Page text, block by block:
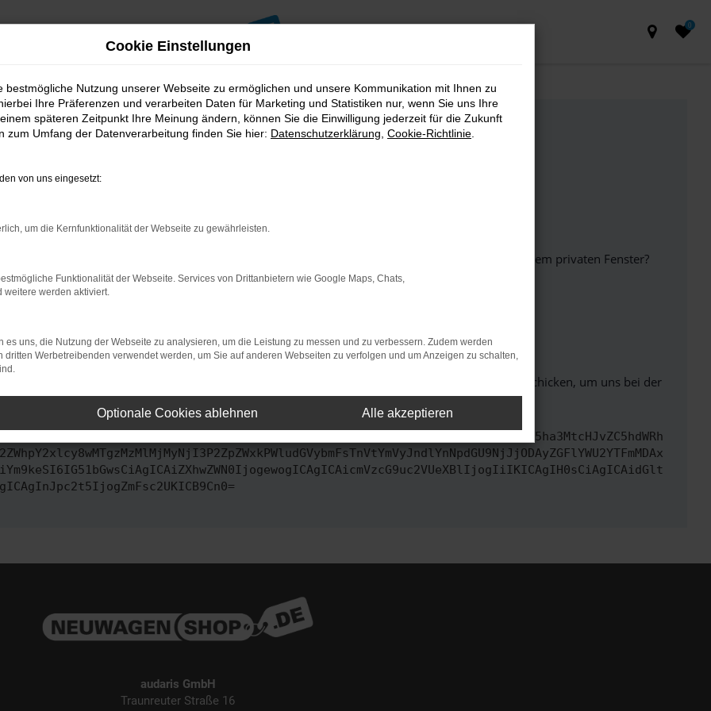
0
bestimmter Seiten verhindern. Funktioniert die Seite in einem anderen Browser oder in einem privaten Fenster?
beheben.
auf dem neuesten Stand sind.
kann auch dazu führen, dass bestimmte Funktionen nicht mehr unterstützt werden.
uns bitte. Wir werden versuchen, das Problem zu beheben. Du kannst uns diesen Text schicken, um uns bei der
audaris GmbH
Traunreuter Straße 16
Cookie Einstellungen
bestmögliche Nutzung unserer Webseite zu ermöglichen und unsere Kommunikation mit Ihnen zu
Ihre Präferenzen und verarbeiten Daten für Marketing und Statistiken nur, wenn Sie uns Ihre
späteren Zeitpunkt Ihre Meinung ändern, können Sie die Einwilligung jederzeit für die Zukunft
zum Umfang der Datenverarbeitung finden Sie hier: Datenschutzerklärung Cookie-Richtlinie
von uns eingesetzt:
um die Kernfunktionalität der Webseite zu gewährleisten.
Funktionalität der Webseite. Services von Drittanbietern wie Google Maps, Chats,
weitere werden aktiviert.
es uns, die Nutzung der Webseite zu analysieren, um die Leistung zu messen und zu verbessern. Zudem werden
dritten Werbetreibenden verwendet werden, um Sie auf anderen Webseiten zu verfolgen und um Anzeigen zu schalten,
Optionale Cookies ablehnen Alle akzeptieren